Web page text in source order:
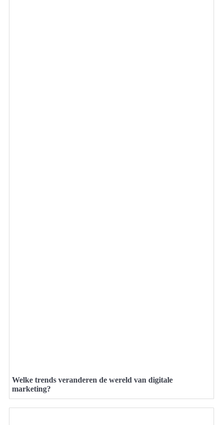
Welke trends veranderen de wereld van digitale
marketing?